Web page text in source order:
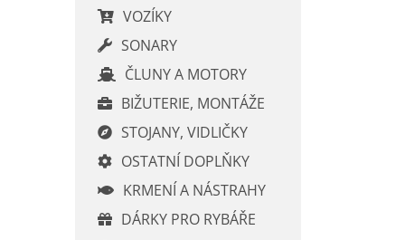
VOZÍKY
SONARY
ČLUNY A MOTORY
BIŽUTERIE, MONTÁŽE
STOJANY, VIDLIČKY
OSTATNÍ DOPLŇKY
KRMENÍ A NÁSTRAHY
DÁRKY PRO RYBÁŘE